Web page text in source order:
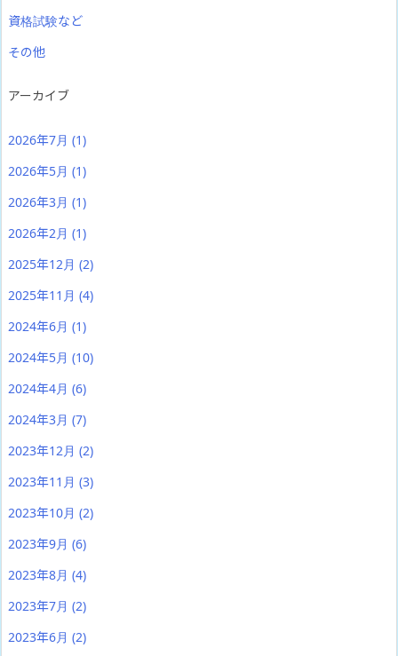
資格試験など
その他
アーカイブ
2026年7月 (1)
2026年5月 (1)
2026年3月 (1)
2026年2月 (1)
2025年12月 (2)
2025年11月 (4)
2024年6月 (1)
2024年5月 (10)
2024年4月 (6)
2024年3月 (7)
2023年12月 (2)
2023年11月 (3)
2023年10月 (2)
2023年9月 (6)
2023年8月 (4)
2023年7月 (2)
2023年6月 (2)